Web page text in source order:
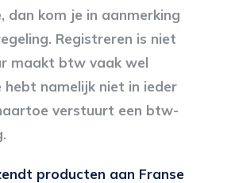
dan kom je in aanmerking
Registreren is niet
maakt btw vaak wel
hebt namelijk niet in ieder
verstuurt een btw-
producten aan Franse